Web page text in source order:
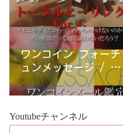
ワンコイン フォーチ
ュンメッセージ / 古
宮優雨
Youtubeチャンネル